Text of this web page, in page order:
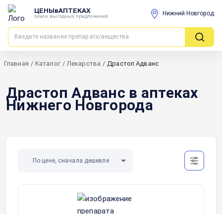
ЦЕНЫвАПТЕКАХ
поиск выгодных предложений Нижний Новгород
Главная / Каталог / Лекарства / Драстоп Адванс
Драстоп Адванс в аптеках
Нижнего Новгорода
По цене, сначала дешевле